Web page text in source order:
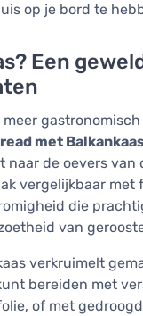
op je bord te
Een
meer
met
naar de oevers van
vergelijkbaar met
die
van
verkruimelt
bereiden met
of met